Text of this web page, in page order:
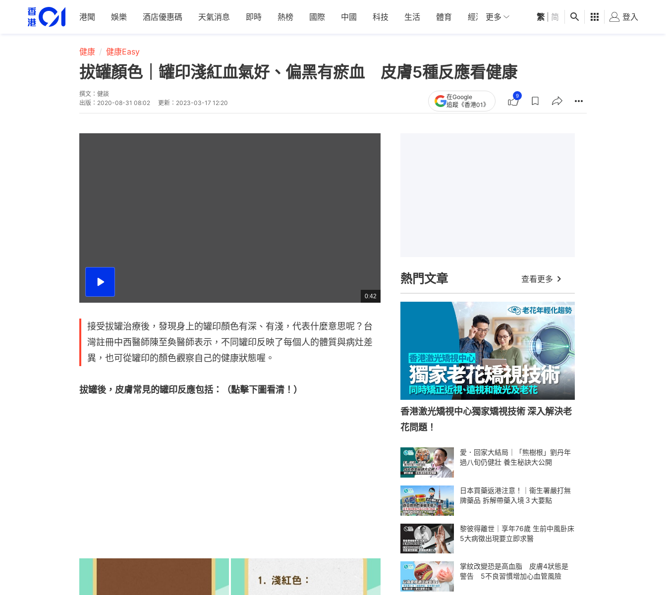
港聞 娛樂 酒店優惠碼 天氣消息 即時 熱榜 國際 中國 科技 生活 體育 經濟 01深圳 觀點 健康 好食玩飛
更多 繁 简 登入
健康 健康Easy
拔罐顏色｜罐印淺紅血氣好、偏黑有瘀血 皮膚5種反應看健康
撰文： 健談
出版： 2020-08-31 08:02 更新： 2023-03-17 12:20
在Google
追蹤《香港01》
9
播
總
共
0:42
接受拔罐治療後，發現身上的罐印顏色有深、有淺，代表什麼意思呢？台
灣註冊中西醫師陳至奐醫師表示，不同罐印反映了每個人的體質與病灶差
異，也可從罐印的顏色觀察自己的健康狀態喔。
拔罐後，皮膚常見的罐印反應包括：（點擊下圖看清！）
熱門文章 查看更多
香港激光矯視中心獨家矯視技術 深入解決老
花問題！
愛．回家大結局｜「熊樹根」劉丹年
過八旬仍健壯 養生秘訣大公開
日本買藥返港注意！｜衞生署嚴打無
牌藥品 拆解帶藥入境３大要點
黎彼得離世｜享年76歲 生前中風卧床
5大病徵出現要立即求醫
掌紋改變恐是高血脂 皮膚4狀態是
警告 5不良習慣增加心血管風險